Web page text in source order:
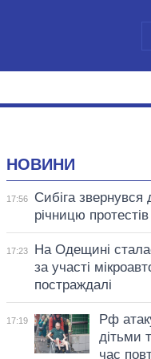
НОВИНИ
17:56
Сибіга звернувся
річницю протестів
17:23
На Одещині
за участі
постраждалі
17:19
Рф
дітьми
час